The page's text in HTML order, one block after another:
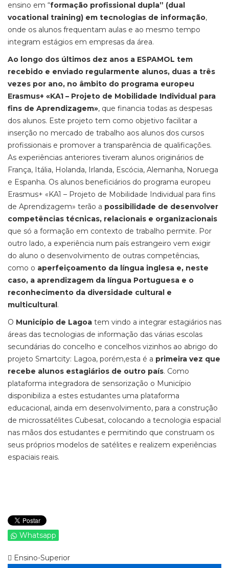
ensino em “formação profissional dupla” (dual
vocational training) em tecnologias de informação,
onde os alunos frequentam aulas e ao mesmo tempo
integram estágios em empresas da área.
Ao longo dos últimos dez anos a ESPAMOL tem
recebido e enviado regularmente alunos, duas a três
vezes por ano, no âmbito do programa europeu
Erasmus+ «KA1 – Projeto de Mobilidade Individual para
fins de Aprendizagem», que financia todas as despesas
dos alunos. Este projeto tem como objetivo facilitar a
inserção no mercado de trabalho aos alunos dos cursos
profissionais e promover a transparência de qualificações.
As experiências anteriores tiveram alunos originários de
França, Itália, Holanda, Irlanda, Escócia, Alemanha, Noruega
e Espanha. Os alunos beneficiários do programa europeu
Erasmus+ «KA1 – Projeto de Mobilidade Individual para fins
de Aprendizagem» terão a possibilidade de desenvolver
competências técnicas, relacionais e organizacionais
que só a formação em contexto de trabalho permite. Por
outro lado, a experiência num país estrangeiro vem exigir
do aluno o desenvolvimento de outras competências,
como o aperfeiçoamento da língua inglesa e, neste
caso, a aprendizagem da língua Portuguesa e o
reconhecimento da diversidade cultural e
multicultural.
O Município de Lagoa tem vindo a integrar estagiários nas
áreas das tecnologias de informação das várias escolas
secundárias do concelho e concelhos vizinhos ao abrigo do
projeto Smartcity: Lagoa, porém,esta é a primeira vez que
recebe alunos estagiários de outro país. Como
plataforma integradora de sensorização o Município
disponibiliza a estes estudantes uma plataforma
educacional, ainda em desenvolvimento, para a construção
de microssatélites Cubesat, colocando a tecnologia espacial
nas mãos dos estudantes e permitindo que construam os
seus próprios modelos de satélites e realizem experiências
espaciais reais.
Whatsapp
Ensino-Superior